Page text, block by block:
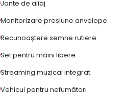
Jante de aliaj
Monitorizare presiune anvelope
Recunoaștere semne rutiere
Set pentru mâini libere
Streaming muzical integrat
Vehicul pentru nefumători